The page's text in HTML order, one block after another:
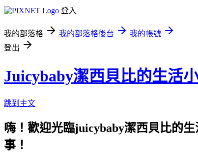
登入
我的部落格 我的部落格後台
我的帳號
登出
Juicybaby潔西貝比的生活
跳到主文
嗨！歡迎光臨juicybaby潔西貝比的
事！